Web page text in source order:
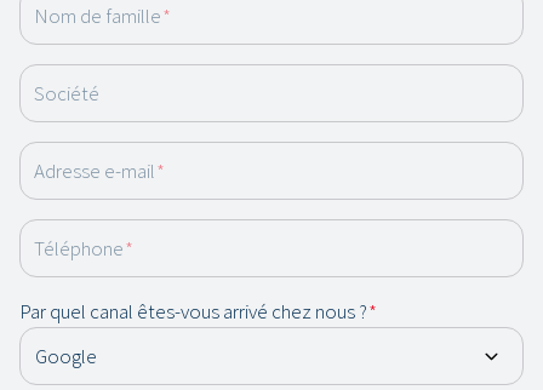
Nom de famille*
Société
Adresse e-mail*
Téléphone*
Par quel canal êtes-vous arrivé chez nous ?*